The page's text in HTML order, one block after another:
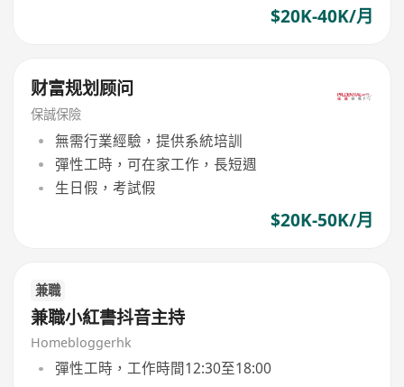
$20K-40K/月
财富规划顾问
保誠保險
無需行業經驗，提供系統培訓
彈性工時，可在家工作，長短週
生日假，考試假
$20K-50K/月
兼職
兼職小紅書抖音主持
Homebloggerhk
彈性工時，工作時間12:30至18:00